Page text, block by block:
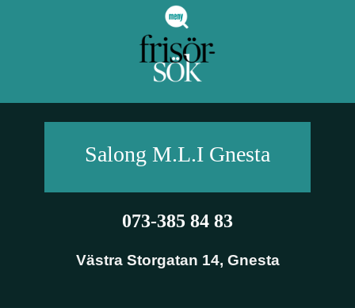
Salong M.L.I Gnesta
073-385 84 83
Västra Storgatan 14, Gnesta